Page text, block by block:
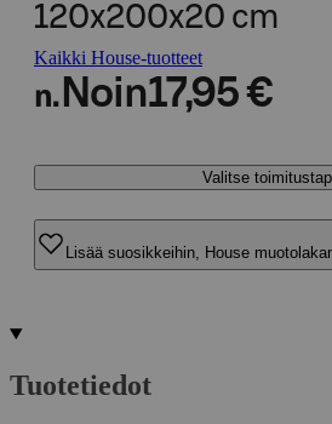
120x200x20 cm
Kaikki House-tuotteet
n. Noin17,95 €
Valitse
Lisää suosikkeihin, House
Tuotetiedot